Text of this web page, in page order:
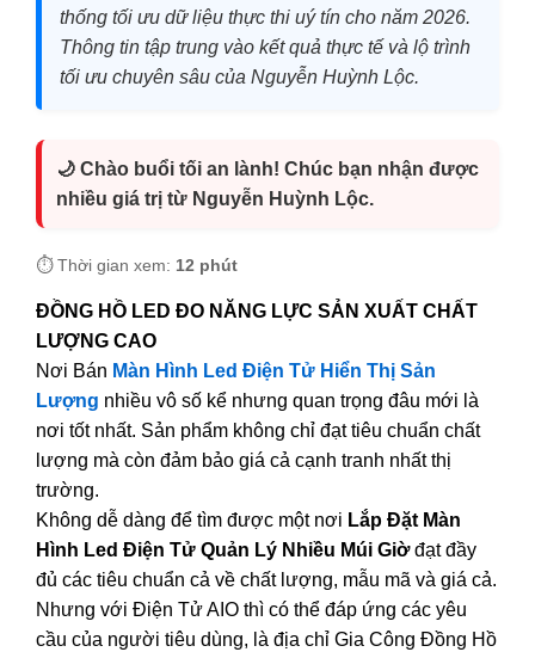
thống tối ưu dữ liệu thực thi uý tín cho năm 2026.
Thông tin tập trung vào kết quả thực tế và lộ trình
tối ưu chuyên sâu của Nguyễn Huỳnh Lộc.
🌙 Chào buổi tối an lành! Chúc bạn nhận được
nhiều giá trị từ Nguyễn Huỳnh Lộc.
⏱️ Thời gian xem: 12 phút
ĐỒNG HỒ LED ĐO NĂNG LỰC SẢN XUẤT CHẤT
LƯỢNG CAO
Nơi Bán Màn Hình Led Điện Tử Hiển Thị Sản
Lượng nhiều vô số kể nhưng quan trọng đâu mới là
nơi tốt nhất. Sản phẩm không chỉ đạt tiêu chuẩn chất
lượng mà còn đảm bảo giá cả cạnh tranh nhất thị
trường.
Không dễ dàng để tìm được một nơi Lắp Đặt Màn
Hình Led Điện Tử Quản Lý Nhiều Múi Giờđạt đầy
đủ các tiêu chuẩn cả về chất lượng, mẫu mã và giá cả.
Nhưng với Điện Tử AIO thì có thể đáp ứng các yêu
cầu của người tiêu dùng, là địa chỉ Gia Công Đồng Hồ